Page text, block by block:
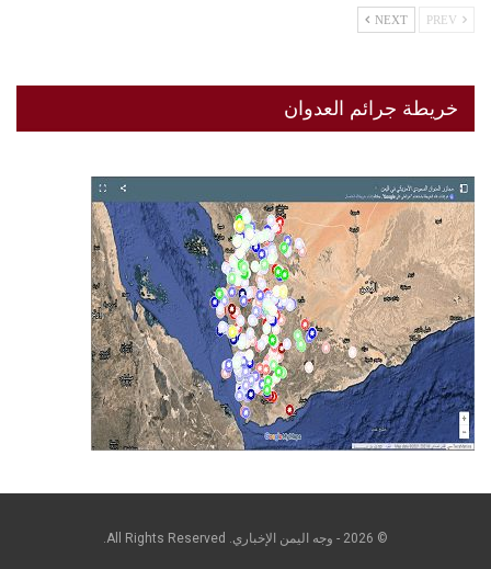
NEXT
خريطة جرائم العدوان
© 2026 - وجه اليمن الإخباري. All Rights Reserved.